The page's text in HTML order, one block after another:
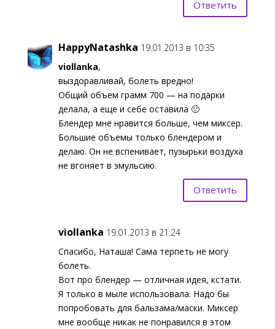
Ответить
HappyNatashka 19.01.2013 в 10:35
viollanka,
выздоравливай, болеть вредно!
Общий объем грамм 700 — на подарки
делала, а еще и себе оставила 🙂
Блендер мне нравится больше, чем миксер.
Большие объемы только блендером и
делаю. Он не вспенивает, пузырьки воздуха
не вгоняет в эмульсию.
Ответить
viollanka 19.01.2013 в 21:24
Спасибо, Наташа! Сама терпеть не могу
болеть.
Вот про блендер — отличная идея, кстати.
Я только в мыле использовала. Надо бы
попробовать для бальзама/маски. Миксер
мне вообще никак не понравился в этом